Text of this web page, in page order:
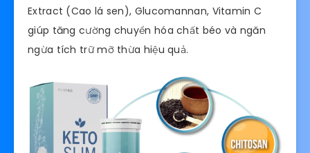
Extract (Cao lá sen), Glucomannan, Vitamin C
giúp tăng cường chuyển hóa chất béo và ngăn
ngừa tích trữ mỡ thừa hiệu quả.